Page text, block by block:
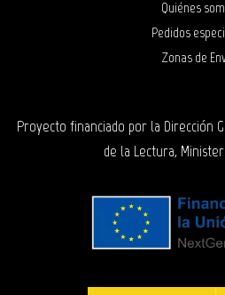
Quiénes
Pedidos
Zonas de
Proyecto financiado por la Dirección
de la Lectura,